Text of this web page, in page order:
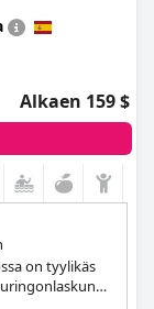
Alkaen 159 $
on tyylikäs